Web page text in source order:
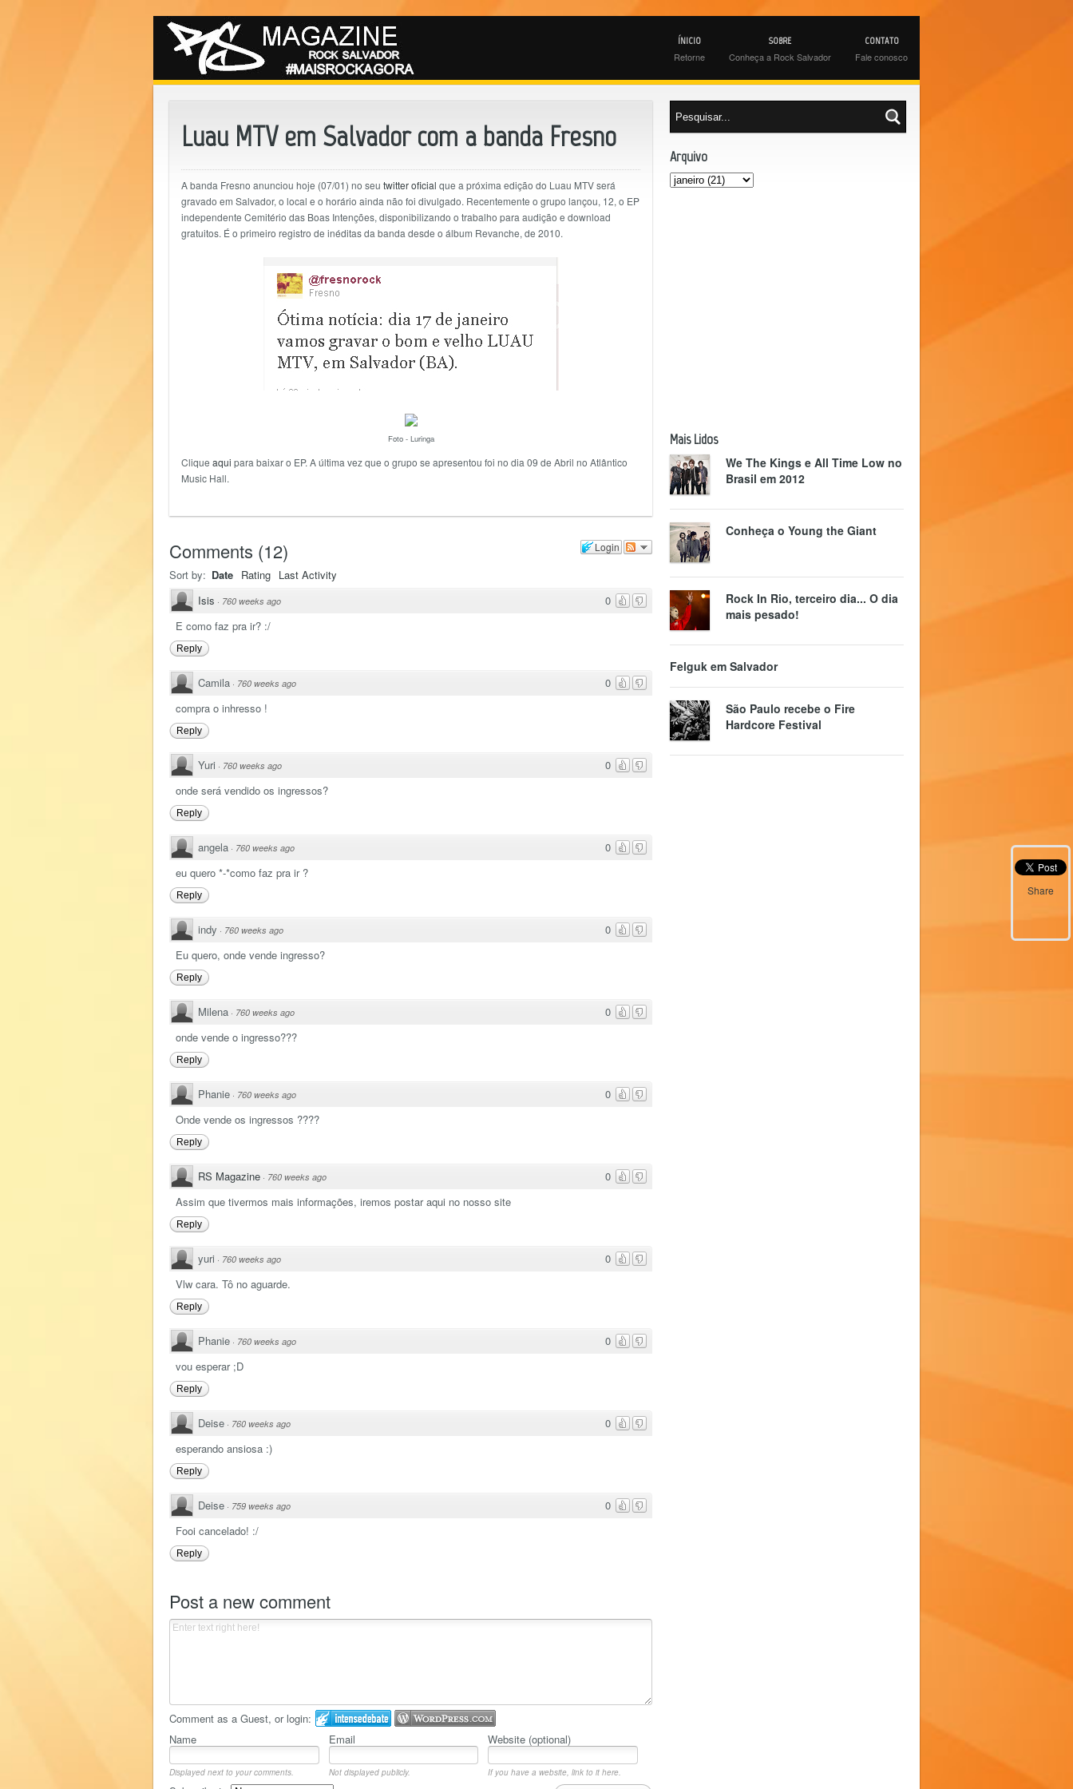
ÍNICIO
Retorne
SOBRE
Conheça a Rock Salvador
CONTATO
Fale conosco
Luau MTV em Salvador com a banda Fresno
A banda Fresno anunciou hoje (07/01) no seu twitter oficial que a próxima edição do Luau MTV será
gravado em Salvador, o local e o horário ainda não foi divulgado. Recentemente o grupo lançou, 12, o EP
independente Cemitério das Boas Intenções, disponibilizando o trabalho para audição e download
gratuitos. É o primeiro registro de inéditas da banda desde o álbum Revanche, de 2010.
Foto - Luringa
Clique aqui para baixar o EP. A última vez que o grupo se apresentou foi no dia 09 de Abril no Atlântico
Music Hall.
Login
Comments (12)
Sort by: Date Rating Last Activity
0
Isis · 760 weeks ago
E como faz pra ir? :/
Reply
0
Camila · 760 weeks ago
compra o inhresso !
Reply
0
Yuri · 760 weeks ago
onde será vendido os ingressos?
Reply
0
angela · 760 weeks ago
eu quero *-*como faz pra ir ?
Reply
0
indy · 760 weeks ago
Eu quero, onde vende ingresso?
Reply
0
Milena · 760 weeks ago
onde vende o ingresso???
Reply
0
Phanie · 760 weeks ago
Onde vende os ingressos ????
Reply
0
RS Magazine · 760 weeks ago
Assim que tivermos mais informações, iremos postar aqui no nosso site
Reply
0
yuri · 760 weeks ago
Vlw cara. Tô no aguarde.
Reply
0
Phanie · 760 weeks ago
vou esperar ;D
Reply
0
Deise · 760 weeks ago
esperando ansiosa :)
Reply
0
Deise · 759 weeks ago
Fooi cancelado! :/
Reply
Post a new comment
Comment as a Guest, or login:
Name
Email Website (optional)
Displayed next to your comments. Not displayed publicly. If you have a website, link to it here.
Share
Arquivo
Mais Lidos
We The Kings e All Time Low no
Brasil em 2012
Conheça o Young the Giant
Rock In Rio, terceiro dia... O dia
mais pesado!
Felguk em Salvador
São Paulo recebe o Fire
Hardcore Festival